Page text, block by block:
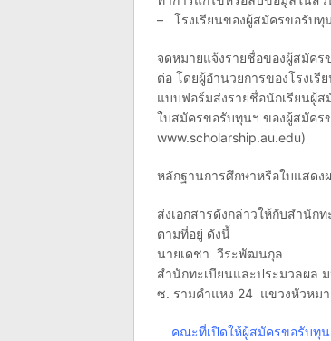
– โรงเรียนของผู้สมัครขอรับทุ
จดหมายแจ้งรายชื่อของผู้สมัค
ต่อ โดยผู้อำนวยการของโรงเ
แบบฟอร์มส่งรายชื่อนักเรียนผู้
ใบสมัครขอรับทุนฯ ของผู้สมัคร
www.scholarship.au.edu)
หลักฐานการศึกษาหรือใบแสด
ส่งเอกสารดังกล่าวให้กับสำนั
ตามที่อยู่ ดังนี้
นายเดชา วีระพัฒนกุล
สำนักทะเบียนและประมวลผล
ซ. รามคำแหง 24 แขวงหัวหม
คณะที่เปิดให้ผู้สมัครขอรับทุน